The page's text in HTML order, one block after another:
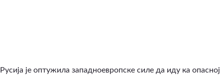
Русија је оптужила западноевропске силе да иду ка опасној